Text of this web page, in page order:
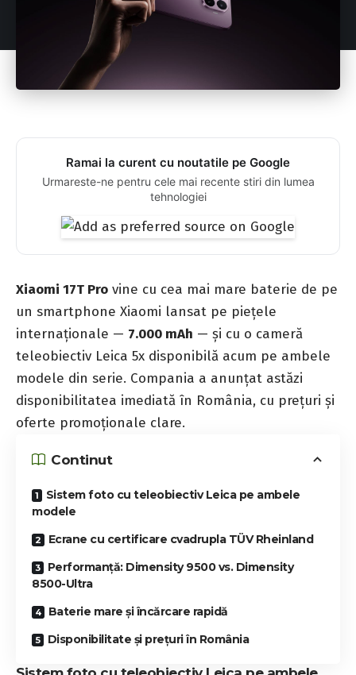
Ramai la curent cu noutatile pe Google
Urmareste-ne pentru cele mai recente stiri din lumea
tehnologiei
Xiaomi 17T Pro vine cu cea mai mare baterie de pe
un smartphone Xiaomi lansat pe piețele
internaționale — 7.000 mAh — și cu o cameră
teleobiectiv Leica 5x disponibilă acum pe ambele
modele din serie. Compania a anunțat astăzi
disponibilitatea imediată în România, cu prețuri și
oferte promoționale clare.
Continut
Sistem foto cu teleobiectiv Leica pe ambele
modele
Ecrane cu certificare cvadrupla TÜV Rheinland
Performanță: Dimensity 9500 vs. Dimensity
8500-Ultra
Baterie mare și încărcare rapidă
Disponibilitate și prețuri în România